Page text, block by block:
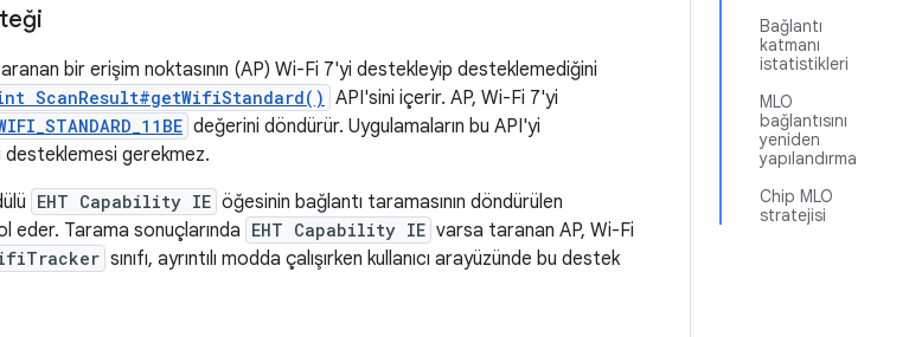
Bağlantı
katmanı
istatistikleri
MLO
bağlantısını
yeniden
yapılandırma
Chip MLO
stratejisi
bir erişim noktasının (AP) Wi-Fi 7'yi destekleyip desteklemediğini
ScanResult#getWifiStandard() API'sini içerir. AP, Wi-Fi 7'yi
değerini döndürür. Uygulamaların bu API'yi
desteklemesi gerekmez.
EHT Capability IE öğesinin bağlantı taramasının döndürülen
eder. Tarama sonuçlarında EHT Capability IE varsa taranan AP, Wi-Fi
sınıfı, ayrıntılı modda çalışırken kullanıcı arayüzünde bu destek